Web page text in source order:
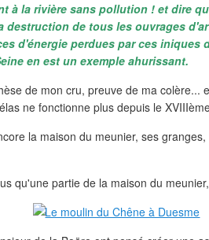
à la rivière sans pollution ! et dire
destruction de tous les ouvrages
d'énergie perdues par ces iniques
en est un exemple ahurissant.
de mon cru, preuve de ma colère...
ne fonctionne plus depuis le
la maison du meunier, ses
qu'une partie de la maison du